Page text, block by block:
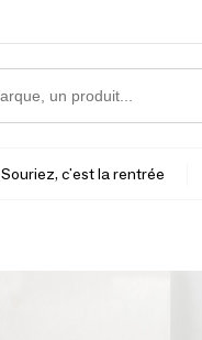
Souriez, c'est la rentrée